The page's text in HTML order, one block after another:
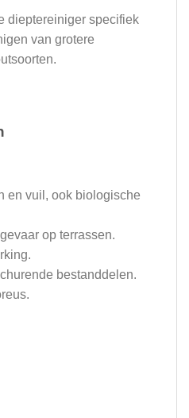
dieptereiniger specifiek
van grotere
en vuil, ook biologische
op terrassen.
bestanddelen.